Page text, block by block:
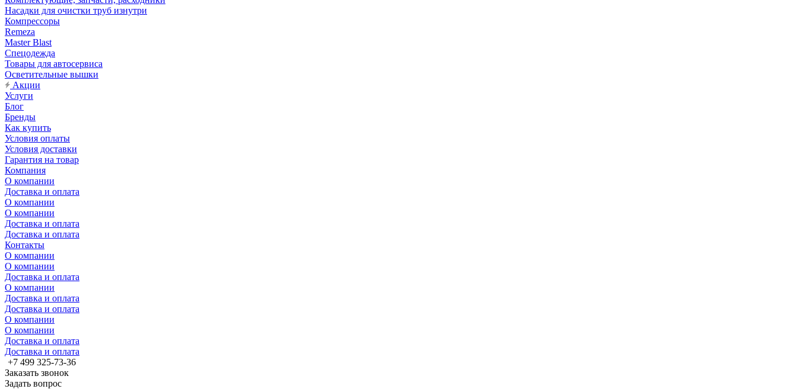
Насадки для очистки труб изнутри
Компрессоры
Remeza
Master Blast
Спецодежда
Товары для автосервиса
Осветительные вышки
Акции
Услуги
Блог
Бренды
Как купить
Условия оплаты
Условия доставки
Гарантия на товар
Компания
О компании
Доставка и оплата
О компании
О компании
Доставка и оплата
Доставка и оплата
Контакты
О компании
О компании
Доставка и оплата
О компании
Доставка и оплата
Доставка и оплата
О компании
О компании
Доставка и оплата
Доставка и оплата
+7 499 325-73-36
Заказать звонок
Задать вопрос